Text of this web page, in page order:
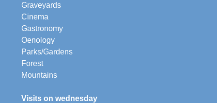
Graveyards
Cinema
Gastronomy
Oenology
Parks/Gardens
Forest
Mountains
Visits on wednesday